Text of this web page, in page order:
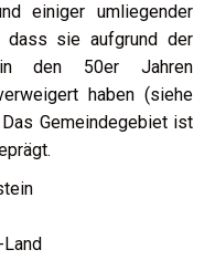
einiger umliegender
dass sie aufgrund der
in den 50er Jahren
haben (siehe
Gemeindegebiet ist